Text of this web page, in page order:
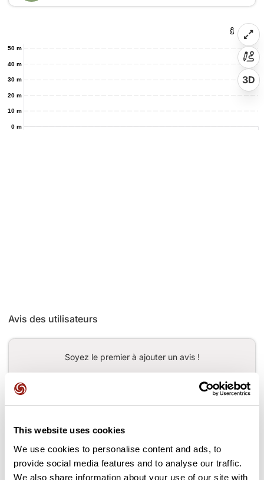
This website uses cookies
We use cookies to personalise content and ads, to
provide social media features and to analyse our traffic.
We also share information about your use of our site with
0 m
10 m
20 m
30 m
40 m
50 m
3D
Avis des utilisateurs
Soyez le premier à ajouter un avis !
Ajouter un avis
Cols le long du parcours